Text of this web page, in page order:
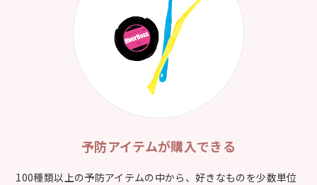
予防アイテムが購入できる
100種類以上の予防アイテムの中から、好きなものを少数単位